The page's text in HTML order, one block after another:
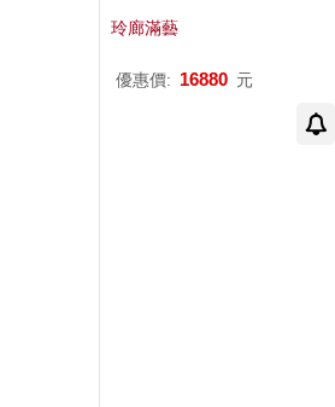
玲廊滿藝
優惠價: 16880 元